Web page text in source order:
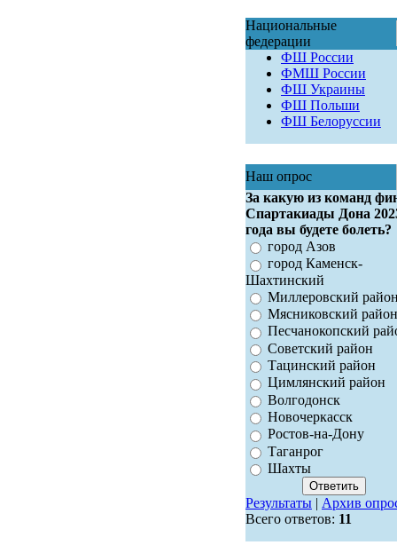
Национальные
федерации
ФШ России
ФМШ России
ФШ Украины
ФШ Польши
ФШ Белоруссии
Наш опрос
За какую из команд
Спартакиады Дона
года вы будете болеть?
город Азов
город Каменск-
Шахтинский
Миллеровский район
Мясниковский район
Песчанокопский
Советский район
Тацинский район
Цимлянский район
Волгодонск
Новочеркасск
Ростов-на-Дону
Таганрог
Шахты
Результаты| Архив
Всего ответов: 11